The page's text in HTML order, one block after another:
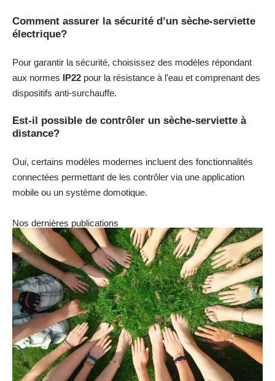
Comment assurer la sécurité d’un sèche-serviette
électrique?
Pour garantir la sécurité, choisissez des modèles répondant
aux normes IP22 pour la résistance à l’eau et comprenant des
dispositifs anti-surchauffe.
Est-il possible de contrôler un sèche-serviette à
distance?
Oui, certains modèles modernes incluent des fonctionnalités
connectées permettant de les contrôler via une application
mobile ou un système domotique.
Nos dernières publications